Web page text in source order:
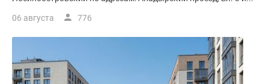
06 августа 776